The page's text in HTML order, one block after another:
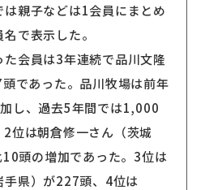
親子などは1会員にまとめ
で表示した。
会員は3年連続で品川文隆
であった。品川牧場は前年
し、過去5年間では1,000
位は朝倉修一さん（茨城
頭の増加であった。3位は
手県）が227頭、4位は